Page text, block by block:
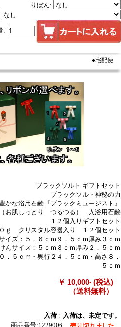
りぼん:
:
●宅配便
ブラックソルト ギフトセット
ブラックソルト神秘の力
かな浴用石鹸『ブラックミュージスト』
お肌しっとり つるつる） 入浴用石鹸
１２個入りギフトセット
ｇ クリスタル容器入り １２個セット
イズ：５．６ｃｍ９．５ｃｍ厚み３ｃｍ
ズ：５ｃｍ８ｃｍ厚み２．５ｃｍ
．５ｃｍ・奥行２４．５ｃｍ・高さ８．
５ｃｍ
￥ 10,000- (税込)
（送料無料）
入荷：入荷は、未定です。
商品番号:1229006